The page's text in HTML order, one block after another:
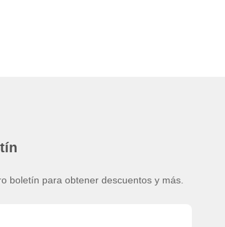
boletín para obtener descuentos y más.